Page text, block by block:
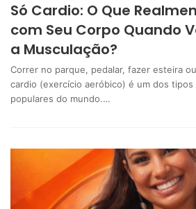
Só Cardio: O Que
com Seu Corpo Quando
a Musculação?
Correr no parque, pedalar, fazer esteira
cardio (exercício aeróbico) é um dos tipos
populares do mundo.…